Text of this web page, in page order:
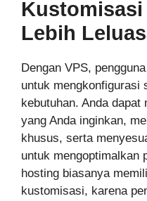
Kustomisasi
Lebih
Dengan VPS,
untuk mengkonfigurasi
kebutuhan. Anda
yang Anda inginkan,
khusus, serta
untuk mengoptimalkan
hosting biasanya
kustomisasi, karena